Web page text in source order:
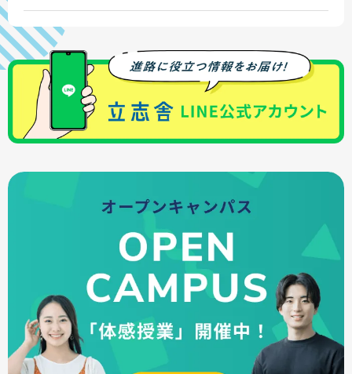
にご案内しています。
詳しくはこちら
また、国や公的機関の各種学費支援制度に加えて、
立志舎独自の支援制度もあり、安心して学べる環
境を整えています。
詳しくはこちら
・オープンキャンパス
・進路相談会
・オンライン進路個別相談会
・会場ガイダンス
など、状況に応じて相談することができます。